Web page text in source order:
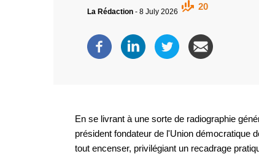
La Rédaction - 8 July 2026
20
En se livrant à une sorte de radiographie
président fondateur de l'Union démocratique
tout encenser, privilégiant un recadrage